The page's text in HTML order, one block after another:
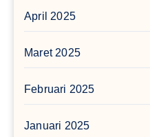
April 2025
Maret 2025
Februari 2025
Januari 2025